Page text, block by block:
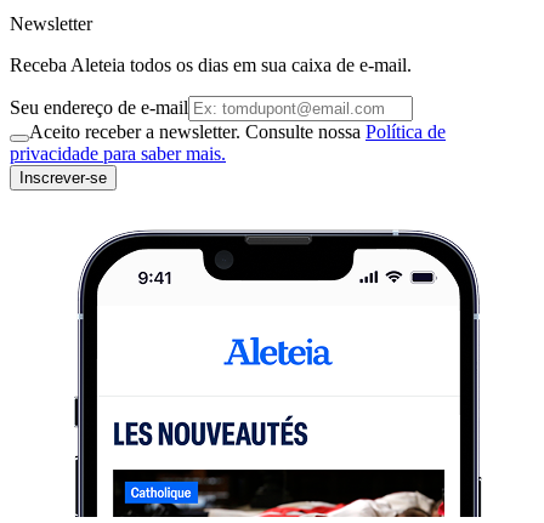
Newsletter
Receba Aleteia todos os dias em sua caixa de e-mail.
Seu endereço de e-mail
Aceito receber a newsletter. Consulte nossa Política de
privacidade para saber mais.
Inscrever-se